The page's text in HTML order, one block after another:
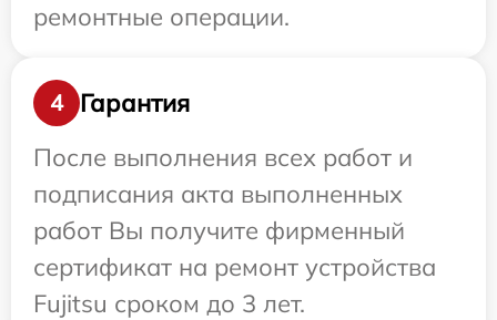
ремонтные операции.
4
Гарантия
После выполнения всех работ и
подписания акта выполненных
работ Вы получите фирменный
сертификат на ремонт устройства
Fujitsu сроком до 3 лет.